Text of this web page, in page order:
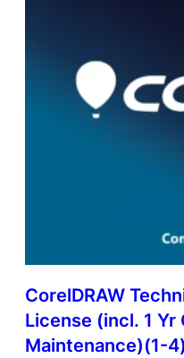
CorelDRAW
License (incl. 1 Yr
Maintenance)(1-4)